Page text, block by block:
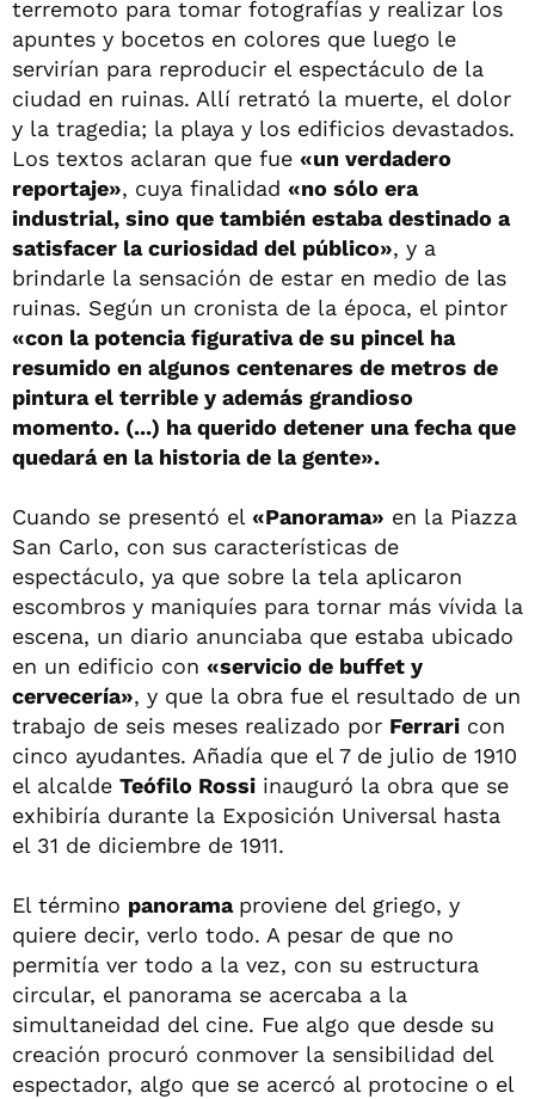
terremoto para tomar fotografías y realizar los
apuntes y bocetos en colores que luego le
servirían para reproducir el espectáculo de la
ciudad en ruinas. Allí retrató la muerte, el dolor
y la tragedia; la playa y los edificios devastados.
Los textos aclaran que fue «un verdadero
reportaje», cuya finalidad «no sólo era
industrial, sino que también estaba destinado a
satisfacer la curiosidad del público», y a
brindarle la sensación de estar en medio de las
ruinas. Según un cronista de la época, el pintor
«con la potencia figurativa de su pincel ha
resumido en algunos centenares de metros de
pintura el terrible y además grandioso
momento. (...) ha querido detener una fecha que
quedará en la historia de la gente».
Cuando se presentó el «Panorama» en la Piazza
San Carlo, con sus características de
espectáculo, ya que sobre la tela aplicaron
escombros y maniquíes para tornar más vívida la
escena, un diario anunciaba que estaba ubicado
en un edificio con «servicio de buffet y
cervecería», y que la obra fue el resultado de un
trabajo de seis meses realizado por Ferrari con
cinco ayudantes. Añadía que el 7 de julio de 1910
el alcalde Teófilo Rossi inauguró la obra que se
exhibiría durante la Exposición Universal hasta
el 31 de diciembre de 1911.
El término panorama proviene del griego, y
quiere decir, verlo todo. A pesar de que no
permitía ver todo a la vez, con su estructura
circular, el panorama se acercaba a la
simultaneidad del cine. Fue algo que desde su
creación procuró conmover la sensibilidad del
espectador, algo que se acercó al protocine o el